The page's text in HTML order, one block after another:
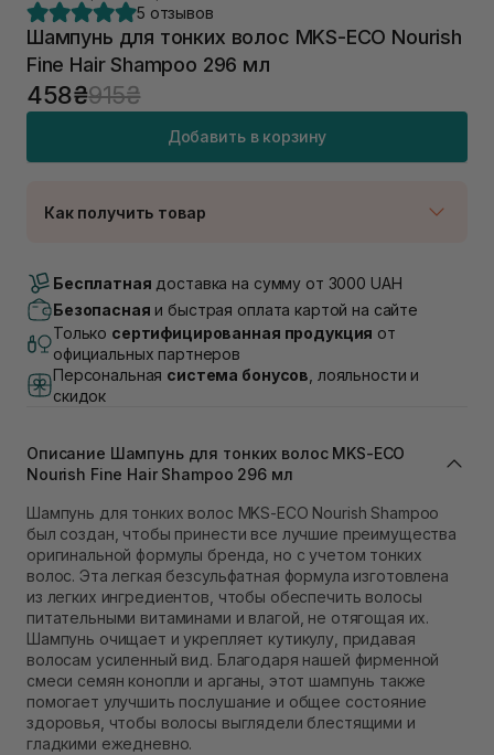
5 отзывов
Шампунь для тонких волос MKS-ECO Nourish
Fine Hair Shampoo 296 мл
458₴915₴
Добавить в корзину
Как получить товар
В наличии
Самовывоз г. Луцк, Винниченка 4
Самовывоз г. Львов, ул. Академика Подстригача,
1В (Duck's Lake)
Самовывоз г. Львов ул. Степана Бандеры 43
В наличии
В наличии
Самовывоз г. Ровно, ул. Кулика и Гудачека 23 (ТЦ
Экватор)
Бесплатная доставка на сумму от 3000 UAH
Безопасная и быстрая оплата картой на сайте
Только сертифицированная продукция от
официальных партнеров
Персональная система бонусов , лояльности и
скидок
Описание Шампунь для тонких волос MKS-ECO
Nourish Fine Hair Shampoo 296 мл
Шампунь для тонких волос MKS-ECO Nourish Shampoo
был создан, чтобы принести все лучшие преимущества
оригинальной формулы бренда, но с учетом тонких
волос. Эта легкая безсульфатная формула изготовлена
из легких ингредиентов, чтобы обеспечить волосы
питательными витаминами и влагой, не отягощая их.
Шампунь очищает и укрепляет кутикулу, придавая
волосам усиленный вид. Благодаря нашей фирменной
смеси семян конопли и арганы, этот шампунь также
помогает улучшить послушание и общее состояние
здоровья, чтобы волосы выглядели блестящими и
гладкими ежедневно.